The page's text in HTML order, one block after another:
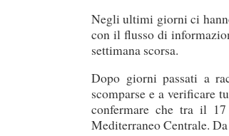
Negli ultimi giorni ci
con il flusso di
settimana scorsa.
Dopo giorni passati a
scomparse e a verificare
confermare che tra il
Mediterraneo Centrale.